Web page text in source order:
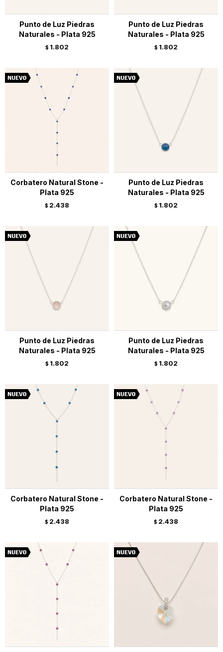
Punto de Luz Piedras
Naturales - Plata 925
$ 1.802
Punto de Luz Piedras
Naturales - Plata 925
$ 1.802
Corbatero Natural Stone -
Plata 925
$ 2.438
Punto de Luz Piedras
Naturales - Plata 925
$ 1.802
Punto de Luz Piedras
Naturales - Plata 925
$ 1.802
Punto de Luz Piedras
Naturales - Plata 925
$ 1.802
Corbatero Natural Stone -
Plata 925
$ 2.438
Corbatero Natural Stone -
Plata 925
$ 2.438